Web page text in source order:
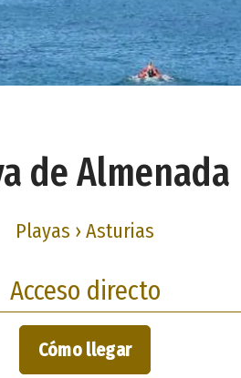
de Almenada
Playas › Asturias
Acceso directo
Cómo llegar